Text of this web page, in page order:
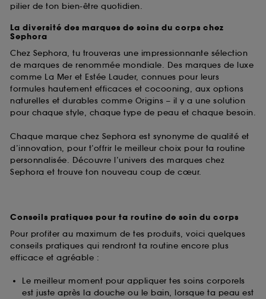
pilier de ton bien-être quotidien.
La diversité des marques de soins du corps chez
Sephora
Chez Sephora, tu trouveras une impressionnante sélection
de marques de renommée mondiale. Des marques de luxe
comme La Mer et Estée Lauder, connues pour leurs
formules hautement efficaces et cocooning, aux options
naturelles et durables comme Origins – il y a une solution
pour chaque style, chaque type de peau et chaque besoin.
Chaque marque chez Sephora est synonyme de qualité et
d’innovation, pour t’offrir le meilleur choix pour ta routine
personnalisée. Découvre l’univers des marques chez
Sephora et trouve ton nouveau coup de cœur.
Conseils pratiques pour ta routine de soin du corps
Pour profiter au maximum de tes produits, voici quelques
conseils pratiques qui rendront ta routine encore plus
efficace et agréable :
Le meilleur moment pour appliquer tes soins corporels
est juste après la douche ou le bain, lorsque ta peau est